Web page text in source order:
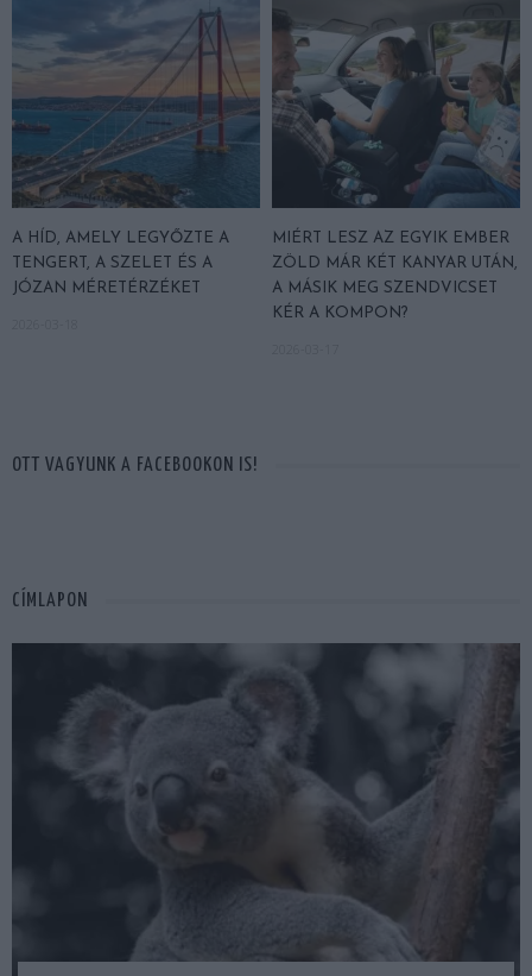
A HÍD, AMELY LEGYŐZTE A
TENGERT, A SZELET ÉS A
JÓZAN MÉRETÉRZÉKET
MIÉRT LESZ AZ EGYIK EMBER
ZÖLD MÁR KÉT KANYAR UTÁN,
A MÁSIK MEG SZENDVICSET
KÉR A KOMPON?
OTT VAGYUNK A FACEBOOKON IS!
CÍMLAPON